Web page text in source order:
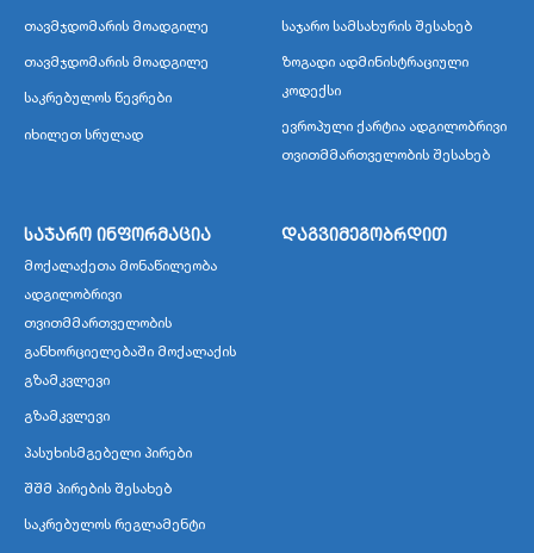
თავმჯდომარის მოადგილე
თავმჯდომარის მოადგილე
საკრებულოს წევრები
იხილეთ სრულად
საჯარო სამსახურის შესახებ
ზოგადი ადმინისტრაციული
კოდექსი
ევროპული ქარტია ადგილობრივი
თვითმმართველობის შესახებ
საჯარო ინფორმაცია
მოქალაქეთა მონაწილეობა
ადგილობრივი
თვითმმართველობის
განხორციელებაში მოქალაქის
გზამკვლევი
გზამკვლევი
პასუხისმგებელი პირები
შშმ პირების შესახებ
საკრებულოს რეგლამენტი
დაგვიმეგობრდით